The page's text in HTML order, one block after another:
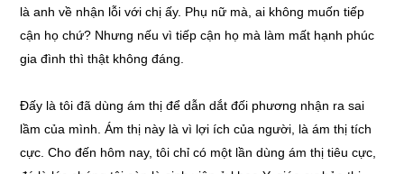
là anh về nhận lỗi với chị ấy. Phụ nữ mà, ai không muốn tiếp
cận họ chứ? Nhưng nếu vì tiếp cận họ mà làm mất hạnh phúc
gia đình thì thật không đáng.
Đấy là tôi đã dùng ám thị để dẫn dắt đối phương nhận ra sai
lầm của mình. Ám thị này là vì lợi ích của người, là ám thị tích
cực. Cho đến hôm nay, tôi chỉ có một lần dùng ám thị tiêu cực,